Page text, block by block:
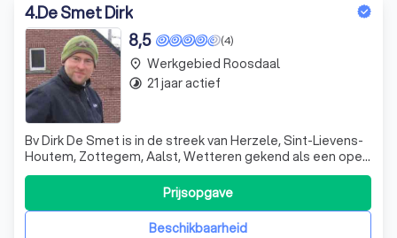
4.De Smet Dirk
(4)
8,5
Bv Dirk De Smet is in de streek van Herzele, Sint-Lievens-
Houtem, Zottegem, Aalst, Wetteren gekend als een open
bedrijf waar de klanten op een eerlijke en correcte wijze
de nodige informatie ontvangen aangaande de gevraagde
installatiewerken. Uitvoering van de werken verloopt
steeds volgens de voorBeschikbaarheid
Prijsopgave
place Werkgebied Roosdaal
timelapse 21 jaar actief